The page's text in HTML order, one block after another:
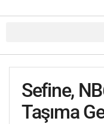
Sefine,
Taşıma